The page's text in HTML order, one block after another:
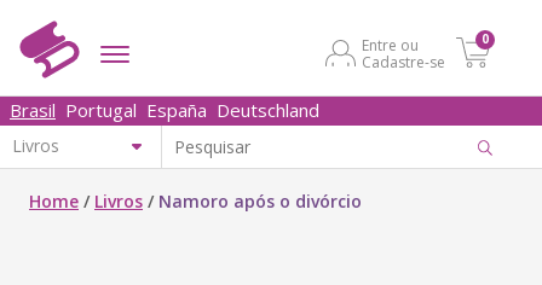
Entre ou
Cadastre-se
0
Brasil Portugal España Deutschland
Home / Livros / Namoro após o divórcio